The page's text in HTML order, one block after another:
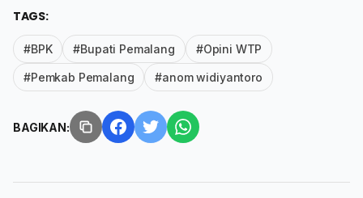
TAGS:
#BPK #Bupati Pemalang #Opini WTP
#Pemkab Pemalang #anom widiyantoro
BAGIKAN: